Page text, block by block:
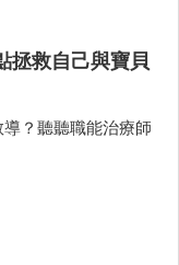
拯救自己與寶貝
？聽聽職能治療師